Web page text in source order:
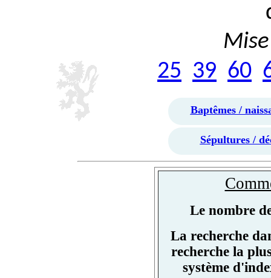
25 39 60
Baptêmes /
Sépultures /
Le nombre
La recherche
recherche la
système